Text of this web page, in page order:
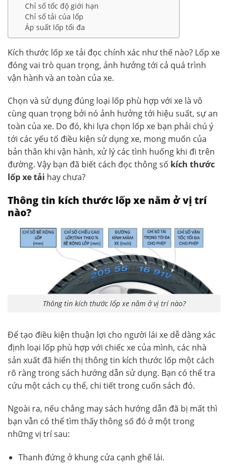
Chỉ số tốc độ giới hạn
Chỉ số tải của lốp
Áp suất lốp tối đa
Kích thước lốp xe tải đọc chính xác như thế nào? Lốp xe
đóng vai trò quan trọng, ảnh hưởng tới cả quá trình
vận hành và an toàn của xe.
Chọn và sử dụng đúng loại lốp phù hợp với xe là vô
cùng quan trọng bởi nó ảnh hưởng tới hiệu suất, sự an
toàn của xe. Do đó, khi lựa chọn lốp xe bạn phải chú ý
tới các yếu tố điều kiện sử dụng xe, mong muốn của
bản thân khi vận hành, xử lý các tình huống khi đi trên
đường. Vậy bạn đã biết cách đọc thông số kích thước
lốp xe tải hay chưa?
Thông tin kích thước lốp xe nằm ở vị trí
nào?
Thông tin kích thước lốp xe nằm ở vị trí nào?
Để tạo điều kiện thuận lợi cho người lái xe dễ dàng xác
định loại lốp phù hợp với chiếc xe của mình, các nhà
sản xuất đã hiển thị thông tin kích thước lốp một cách
rõ ràng trong sách hướng dẫn sử dụng. Bạn có thể tra
cứu một cách cụ thể, chi tiết trong cuốn sách đó.
Ngoài ra, nếu chẳng may sách hướng dẫn đã bị mất thì
bạn vẫn có thể tìm thấy thông số đó ở một trong
những vị trí sau:
Thanh đứng ở khung cửa cạnh ghế lái.